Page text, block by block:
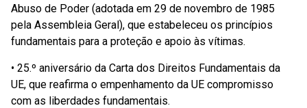
Abuso de Poder (adotada em 29 de novembro de 1985
pela Assembleia Geral), que estabeleceu os princípios
fundamentais para a proteção e apoio às vítimas.
• 25.º aniversário da Carta dos Direitos Fundamentais da
UE, que reafirma o empenhamento da UE compromisso
com as liberdades fundamentais.